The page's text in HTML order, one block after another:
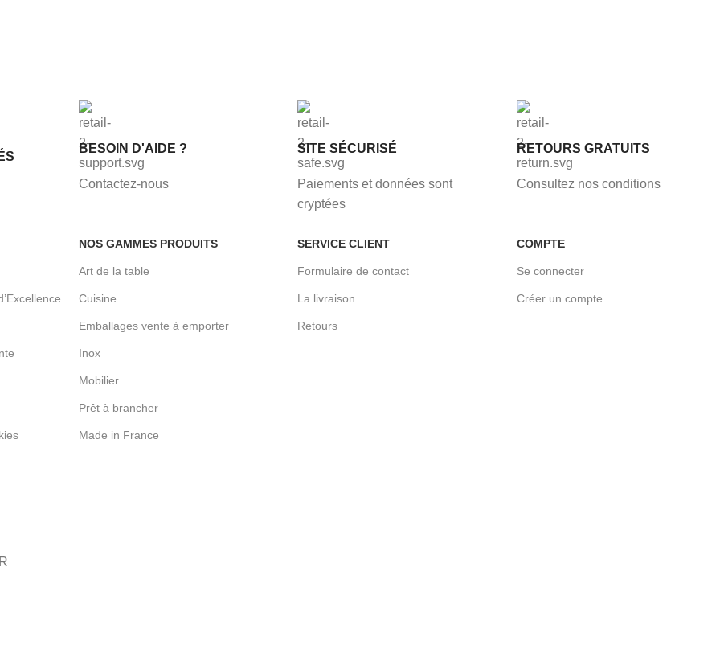
BESOIN D'AIDE ?
Contactez-nous
SITE SÉCURISÉ
Paiements et données sont
cryptées
RETOURS GRATUITS
Consultez nos conditions
NOS GAMMES PRODUITS
Art de la table
Cuisine
Emballages vente à emporter
Inox
Mobilier
Prêt à brancher
Made in France
SERVICE CLIENT
Formulaire de contact
La livraison
Retours
COMPTE
Se connecter
Créer un compte